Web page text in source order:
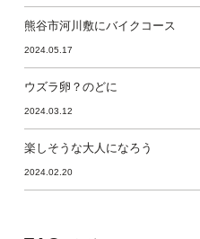
熊谷市河川敷にバイクコース
2024.05.17
ウズラ卵？のどに
2024.03.12
楽しそうな大人になろう
2024.02.20